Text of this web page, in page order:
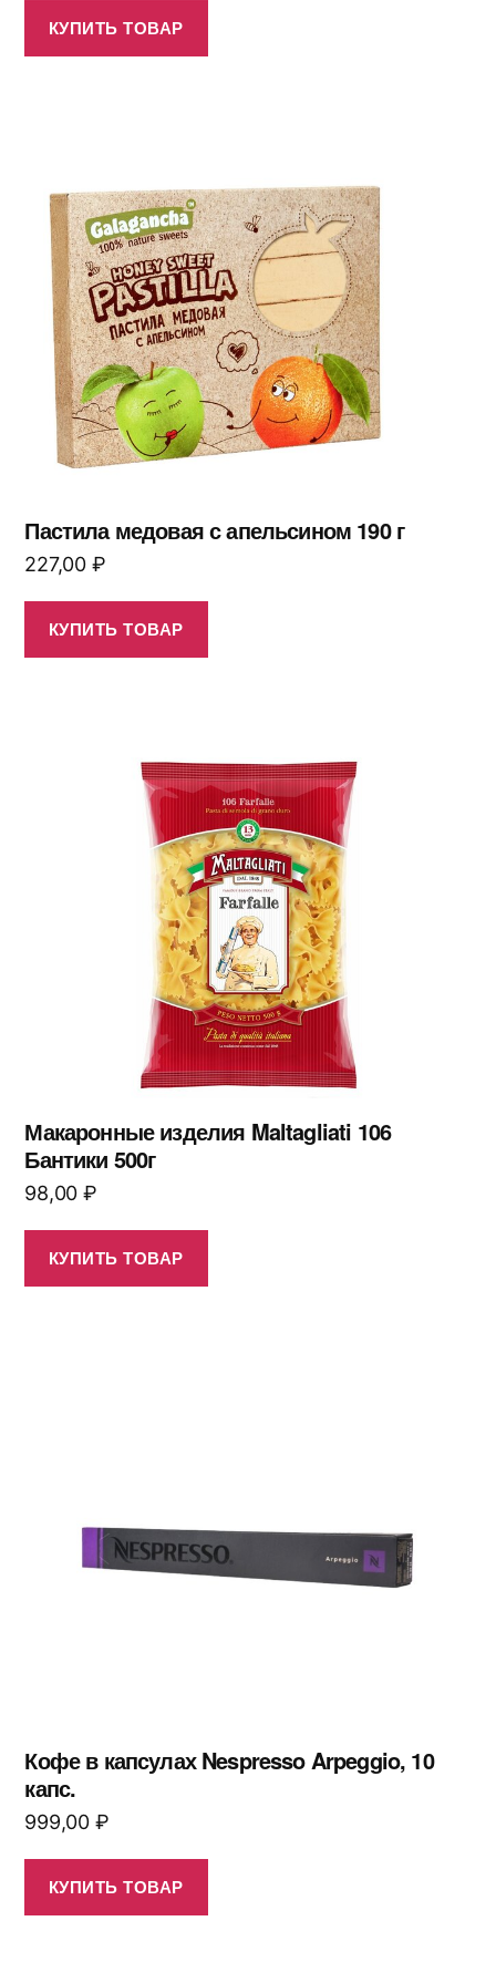
КУПИТЬ ТОВАР
Пастила медовая с апельсином 190 г
227,00 ₽
КУПИТЬ ТОВАР
Макаронные изделия Maltagliati 106
Бантики 500г
98,00 ₽
КУПИТЬ ТОВАР
Кофе в капсулах Nespresso Arpeggio, 10
капс.
999,00 ₽
КУПИТЬ ТОВАР